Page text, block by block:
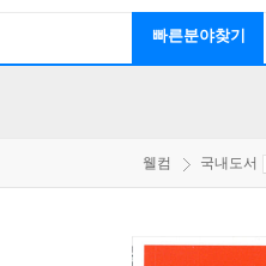
빠른분야찾기
웰컴 국내도서